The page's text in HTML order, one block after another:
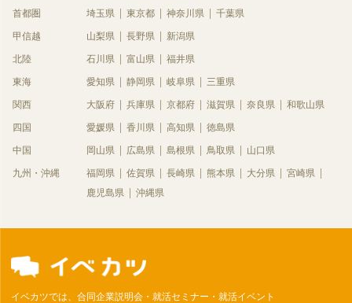
首都圏 埼玉県 東京都 神奈川県 千葉県
甲信越 山梨県 長野県 新潟県
北陸 石川県 富山県 福井県
東海 愛知県 静岡県 岐阜県 三重県
関西 大阪府 兵庫県 京都府 滋賀県 奈良県 和歌山県
四国 愛媛県 香川県 高知県 徳島県
中国 岡山県 広島県 島根県 鳥取県 山口県
九州・沖縄 福岡県 佐賀県 長崎県 熊本県 大分県
宮崎県
鹿児島県
沖縄県
イベカツでは、合同企業説明会・就活セミナー・就活イベント